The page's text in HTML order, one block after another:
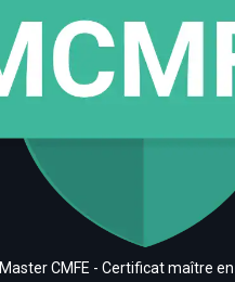
Master CMFE - Certificat maître en